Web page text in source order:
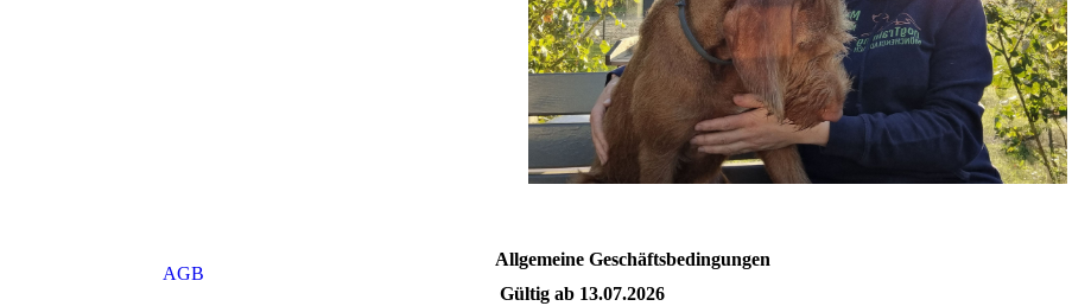
AGB
Allgemeine Geschäftsbedingungen
Gültig ab 13.07.2026